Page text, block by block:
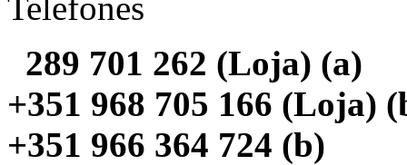
289 701 262 (Loja) (a)
+351 968 705 166 (Loja)
+351 966 364 724 (b)